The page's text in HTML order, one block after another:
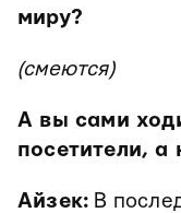
миру?
(смеются)
А вы сами
посетители, а
Айзек: В